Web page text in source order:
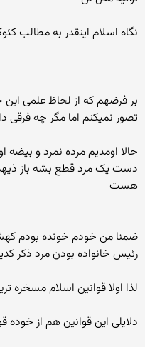
نگاه اسلام اینقدر به مطالب
بر فرضهم که از لحاظ علمی
تصور نمیکنم اما مگر چه فرقی
حالا اومدیم مرده نمرد و
دست یک مرد قطع بشه باز
هست
ضمنا من خودم خونده بودم
رئیس خانواده بودن مرد ذکر
لذا اولا قوانین اسلام مسخره
دلایلی این قوانین هم از خوده